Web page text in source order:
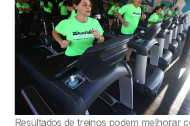
Resultados de treinos podem melhorar